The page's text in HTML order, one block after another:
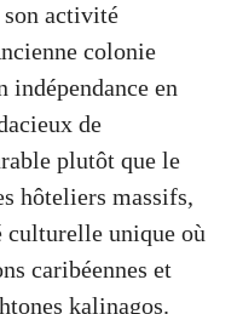
activité
colonie
indépendance en
de
plutôt que le
hôteliers massifs,
culturelle unique où
caribéennes et
kalinagos.